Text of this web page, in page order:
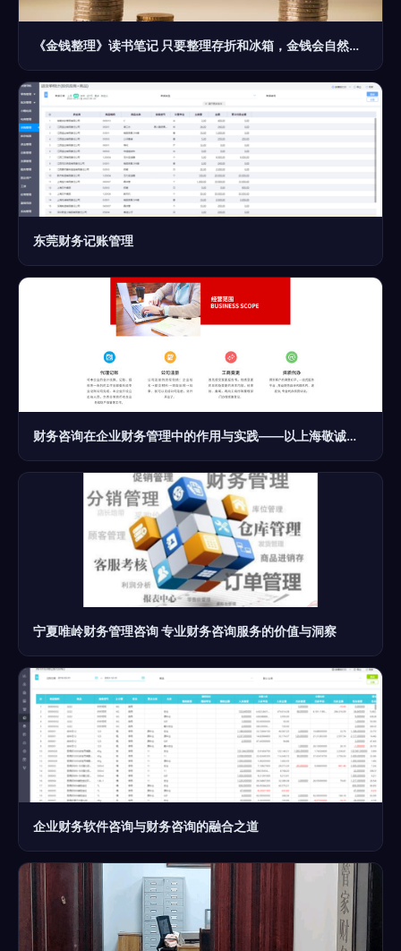
《金钱整理》读书笔记 只要整理存折和冰箱，金钱会自然流向你
东莞财务记账管理
财务咨询在企业财务管理中的作用与实践——以上海敬诚财务咨询服务为例
宁夏唯岭财务管理咨询 专业财务咨询服务的价值与洞察
企业财务软件咨询与财务咨询的融合之道